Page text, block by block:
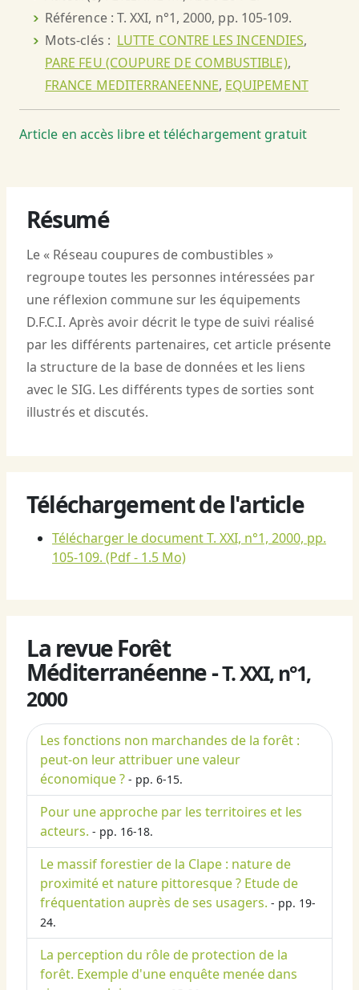
Référence : T. XXI, n°1, 2000, pp. 105-109.
Mots-clés : LUTTE CONTRE LES INCENDIES,
PARE FEU (COUPURE DE COMBUSTIBLE),
FRANCE MEDITERRANEENNE, EQUIPEMENT
Article en accès libre et téléchargement gratuit
Résumé
Le « Réseau coupures de combustibles »
regroupe toutes les personnes intéressées par
une réflexion commune sur les équipements
D.F.C.I. Après avoir décrit le type de suivi réalisé
par les différents partenaires, cet article présente
la structure de la base de données et les liens
avec le SIG. Les différents types de sorties sont
illustrés et discutés.
Téléchargement de l'article
Télécharger le document T. XXI, n°1, 2000, pp.
105-109. (Pdf - 1.5 Mo)
La revue Forêt
Méditerranéenne -T. XXI, n°1,
2000
Les fonctions non marchandes de la forêt :
peut-on leur attribuer une valeur
économique ? - pp. 6-15.
Pour une approche par les territoires et les
acteurs. - pp. 16-18.
Le massif forestier de la Clape : nature de
proximité et nature pittoresque ? Etude de
fréquentation auprès de ses usagers. - pp. 19-
24.
La perception du rôle de protection de la
forêt. Exemple d'une enquête menée dans